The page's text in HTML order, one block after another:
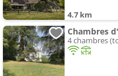
4.7 km
Chambres
4 chambres